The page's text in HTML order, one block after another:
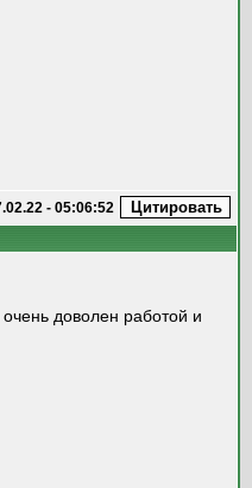
- 05:06:52
доволен работой и